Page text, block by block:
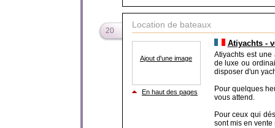
20
Location de bateaux
Ajout d'une image
En haut des pages
Atiyachts -
Atiyachts est
de luxe ou
disposer d'un
Pour quelques
vous attend.
Pour ceux qui
sont mis en vente